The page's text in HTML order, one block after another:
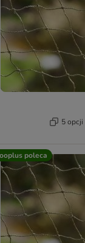
5 opcji
poleca